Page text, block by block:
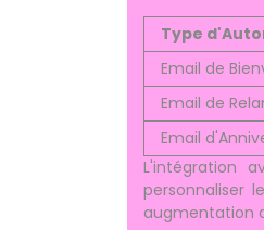
Type
Email de
Email de
Email
L'intégration
personnaliser
augmentation